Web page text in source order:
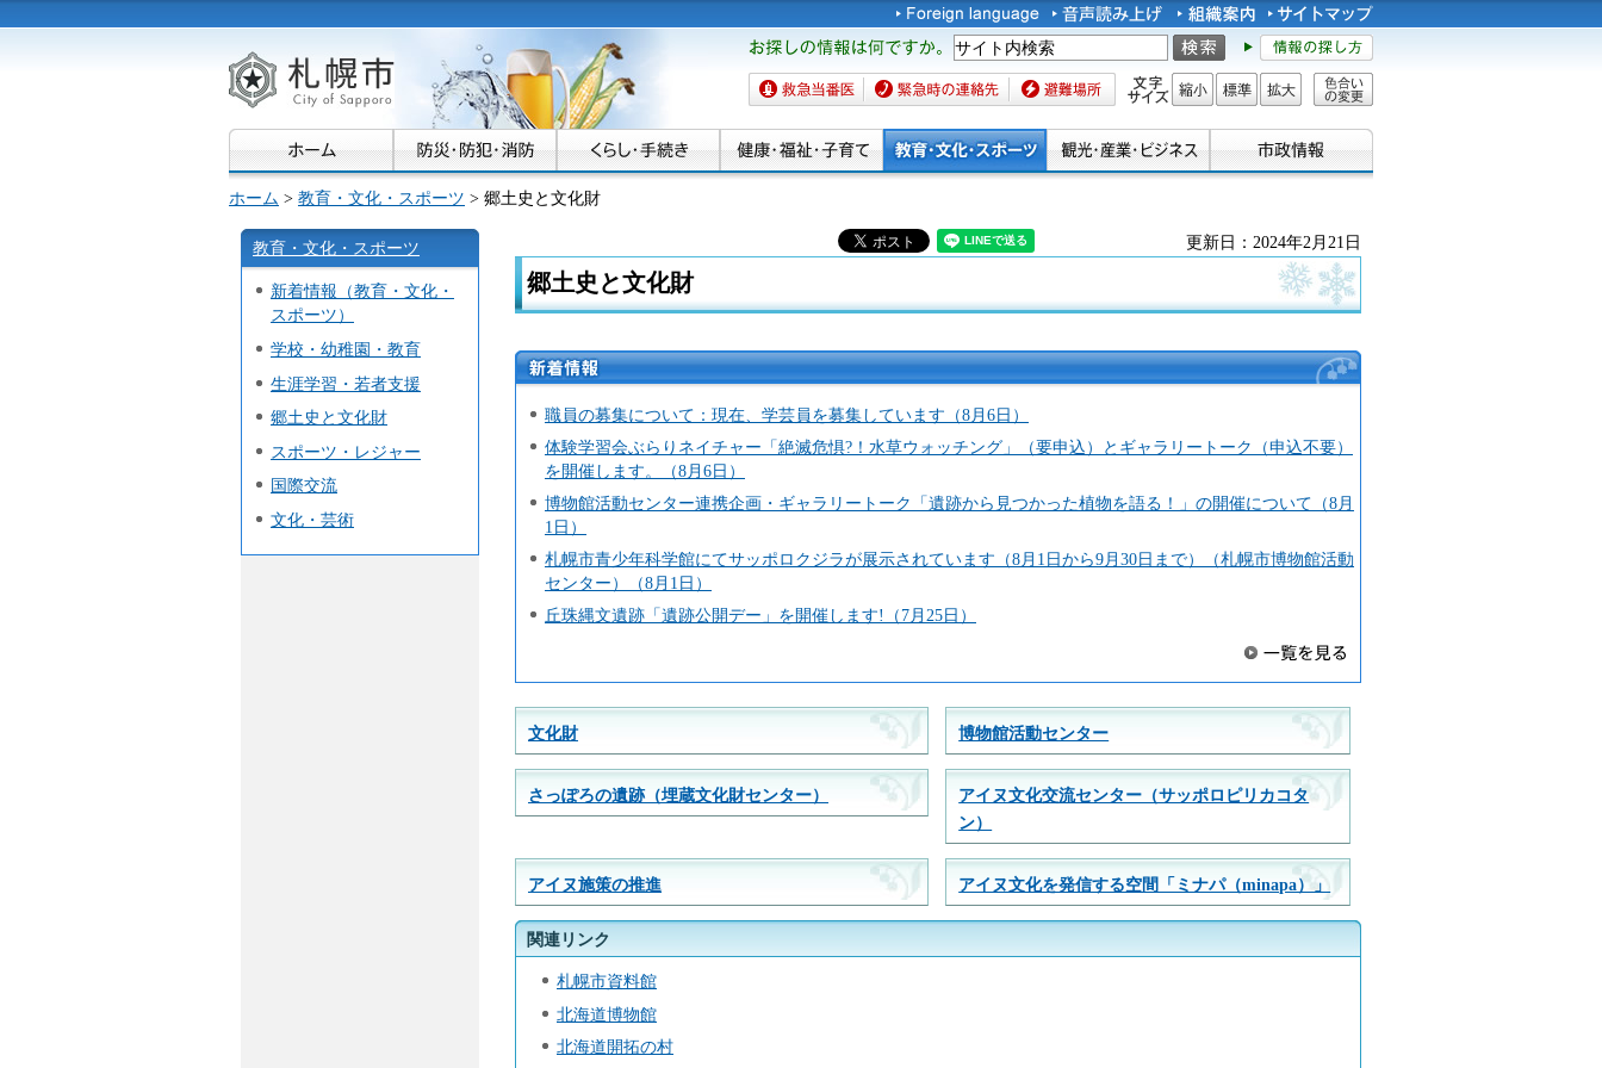
札幌市
お探しの情報は何です
か。
救急当番医 緊急時の連絡先 避難場所 文字サイズ
縮小 標準 拡大
色合い
ホーム > 教育・文化・スポーツ > 郷土史と文化財
教育・文化・スポーツ
新着情報（教育・文化・
スポーツ）
学校・幼稚園・教育
生涯学習・若者支援
郷土史と文化財
スポーツ・レジャー
国際交流
文化・芸術
更新日：2024年2月21日
郷土史と文化財
新着情
報職員の募集について：現在、学芸員を募集しています（8月6日）
体験学習会ぶらりネイチャー「絶滅危惧?！水草ウォッチング」（要申込）とギャラリートーク（申込不要）
を開催します。（8月6日）
博物館活動センター連携企画・ギャラリートーク「遺跡から見つかった植物を語る！」の開催について（8月
1日）
札幌市青少年科学館にてサッポロクジラが展示されています（8月1日から9月30日まで）（札幌市博物館活動
センター）（8月1日）
丘珠縄文遺跡「遺跡公開デー」を開催します!（7月25日）
文化財 博物館活動センター
さっぽろの遺跡（埋蔵文化財センター）
アイヌ文化交流センター（サッポロピリカコタ
ン）
アイヌ施策の推進 アイヌ文化を発信する空間「ミナパ（minapa）」
関連リンク
札幌市資料館
北海道博物館
北海道開拓の村